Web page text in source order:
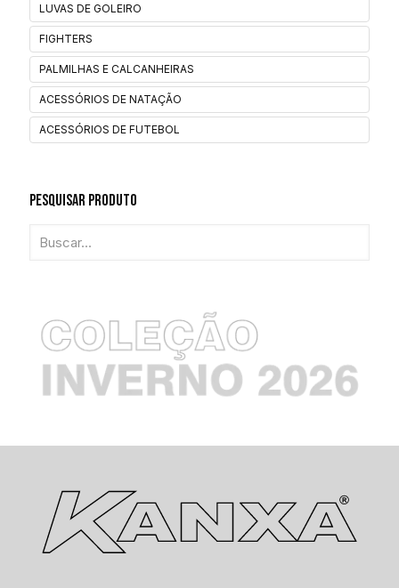
LUVAS DE GOLEIRO
FIGHTERS
PALMILHAS E CALCANHEIRAS
ACESSÓRIOS DE NATAÇÃO
ACESSÓRIOS DE FUTEBOL
Pesquisar Produto